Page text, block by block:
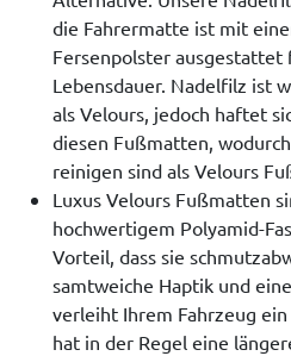
die Fahrermatte ist mit
Fersenpolster ausgestattet
Lebensdauer. Nadelfilz ist
als Velours, jedoch haftet
diesen Fußmatten,
reinigen sind als Velours
Luxus Velours Fußmatten
hochwertigem Polyamid-
Vorteil, dass sie
samtweiche Haptik und
verleiht Ihrem Fahrzeug
hat in der Regel eine